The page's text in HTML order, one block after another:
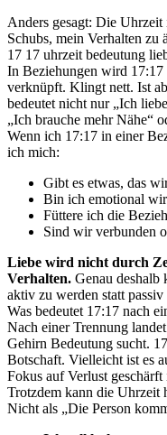
Anders gesagt: Die
Schubs, mein Verhalten zu
17 17 uhrzeit bedeutung
In Beziehungen wird
verknüpft. Klingt nett. Ist
bedeutet nicht nur „Ich
„Ich brauche mehr Nähe“
Wenn ich 17:17 in einer
ich mich:
Gibt es etwas, das
Bin ich emotional
Füttere ich die
Sind wir verbunden
Liebe wird nicht durch
Verhalten. Genau deshalb
aktiv zu werden statt
Was bedeutet 17:17 nach
Nach einer Trennung
Gehirn Bedeutung sucht.
Botschaft. Vielleicht ist es
Fokus auf Verlust geschärft
Trotzdem kann die Uhrzeit
Nicht als „Die Person